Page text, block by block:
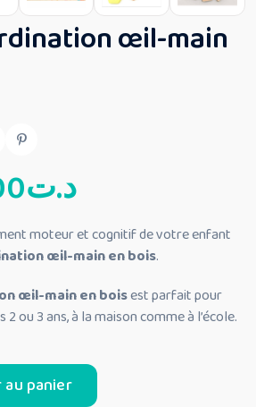
œil-main
:
د.ت69.00.
د.تLe
prix
actuel
est :
moteur et cognitif de votre enfant
œil-main en bois.
œil-main en boisest parfait pour
2 ou 3 ans, à la maison comme à l’école.
panier